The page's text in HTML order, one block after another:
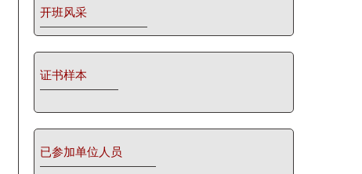
开班风采
证书样本
已参加单位人员